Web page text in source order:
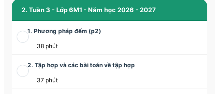
2. Tuần 3 - Lớp 6M1 - Năm học 2026 - 2027
1. Phương pháp đếm (p2)
38 phút
2. Tập hợp và các bài toán về tập hợp
37 phút